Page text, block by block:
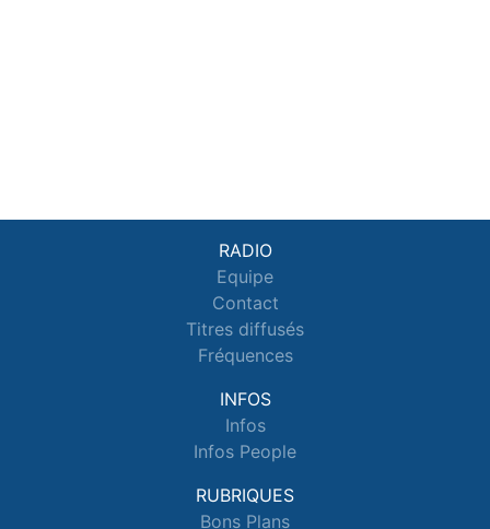
RADIO
Equipe
Contact
Titres diffusés
Fréquences
INFOS
Infos
Infos People
RUBRIQUES
Bons Plans